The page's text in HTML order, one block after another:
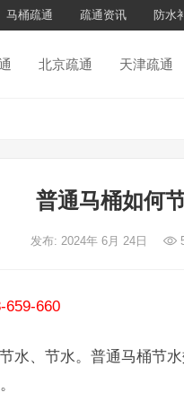
马桶疏通 疏通资讯 防水
北京疏通 天津疏通
普通马桶如何
发布: 2024年 6月 24日
659-660
水、节水。普通马桶节